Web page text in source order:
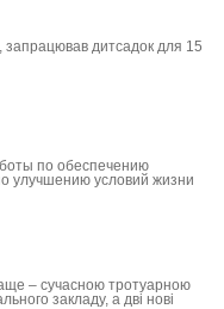
запрацював дитсадок для 15
по обеспечению
улучшению условий жизни
– сучасною тротуарною
закладу, а дві нові